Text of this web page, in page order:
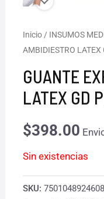
Inicio / INSUMOS
AMBIDIESTRO LATEX
GUANTE
LATEX GD
$398.00
Sin existencias
SKU:7501048924608